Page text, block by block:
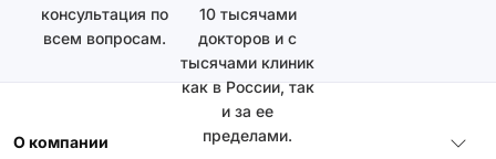
консультация по
всем вопросам.
10 тысячами
докторов и с
тысячами клиник
как в России, так
и за ее
пределами.
О компании